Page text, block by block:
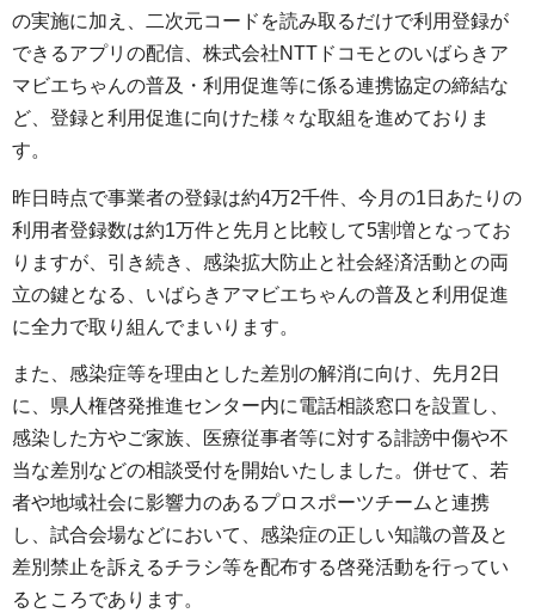
の実施に加え、二次元コードを読み取るだけで利用登録が
できるアプリの配信、株式会社NTTドコモとのいばらきア
マビエちゃんの普及・利用促進等に係る連携協定の締結な
ど、登録と利用促進に向けた様々な取組を進めておりま
す。
昨日時点で事業者の登録は約4万2千件、今月の1日あたりの
利用者登録数は約1万件と先月と比較して5割増となってお
りますが、引き続き、感染拡大防止と社会経済活動との両
立の鍵となる、いばらきアマビエちゃんの普及と利用促進
に全力で取り組んでまいります。
また、感染症等を理由とした差別の解消に向け、先月2日
に、県人権啓発推進センター内に電話相談窓口を設置し、
感染した方やご家族、医療従事者等に対する誹謗中傷や不
当な差別などの相談受付を開始いたしました。併せて、若
者や地域社会に影響力のあるプロスポーツチームと連携
し、試合会場などにおいて、感染症の正しい知識の普及と
差別禁止を訴えるチラシ等を配布する啓発活動を行ってい
るところであります。